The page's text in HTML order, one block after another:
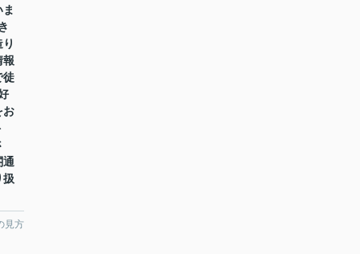
報
徒
お
通
扱
見方